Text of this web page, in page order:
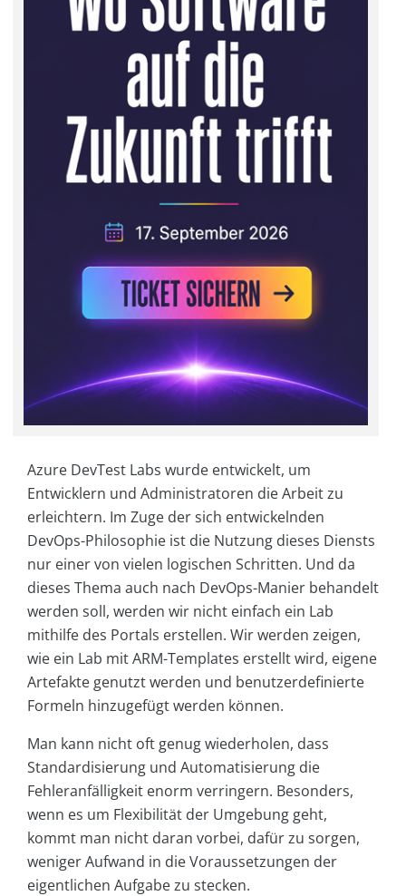
Azure DevTest Labs wurde entwickelt, um
Entwicklern und Administratoren die Arbeit zu
erleichtern. Im Zuge der sich entwickelnden
DevOps-Philosophie ist die Nutzung dieses Diensts
nur einer von vielen logischen Schritten. Und da
dieses Thema auch nach DevOps-Manier behandelt
werden soll, werden wir nicht einfach ein Lab
mithilfe des Portals erstellen. Wir werden zeigen,
wie ein Lab mit ARM-Templates erstellt wird, eigene
Artefakte genutzt werden und benutzerdefinierte
Formeln hinzugefügt werden können.
Man kann nicht oft genug wiederholen, dass
Standardisierung und Automatisierung die
Fehleranfälligkeit enorm verringern. Besonders,
wenn es um Flexibilität der Umgebung geht,
kommt man nicht daran vorbei, dafür zu sorgen,
weniger Aufwand in die Voraussetzungen der
eigentlichen Aufgabe zu stecken.